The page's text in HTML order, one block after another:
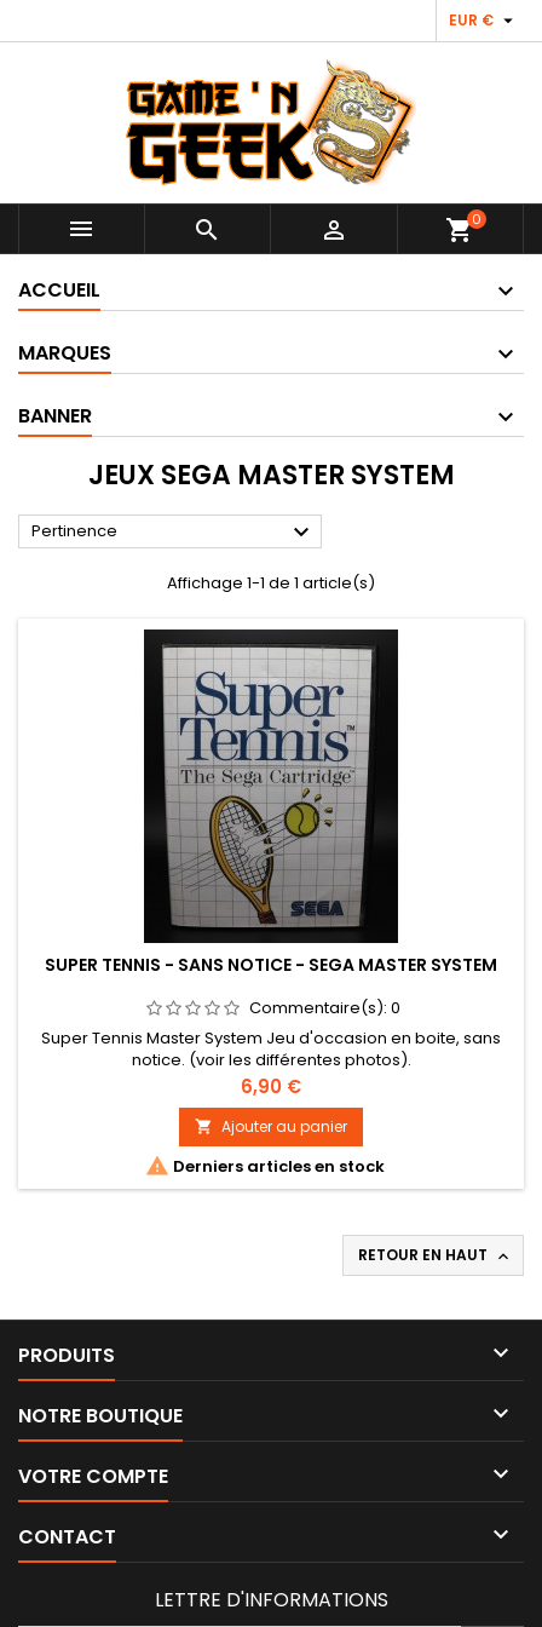
EUR € 
   shopping_cart0
ACCUEIL
MARQUES
BANNER
JEUX SEGA MASTER SYSTEM
Pertinence 
Affichage 1-1 de 1 article(s)
SUPER TENNIS - SANS NOTICE - SEGA MASTER SYSTEM
Commentaire(s): 0
Super Tennis Master System Jeu d'occasion en boite, sans
notice. (voir les différentes photos).
Prix
6,90 €
 Ajouter au panier
 Derniers articles en stock
RETOUR EN HAUT 
PRODUITS 
NOTRE BOUTIQUE 
VOTRE COMPTE 
CONTACT 
LETTRE D'INFORMATIONS